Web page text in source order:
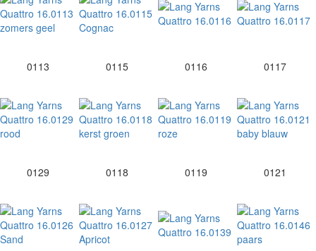
0113 0115 0116 0117
0129 0118 0119 0121